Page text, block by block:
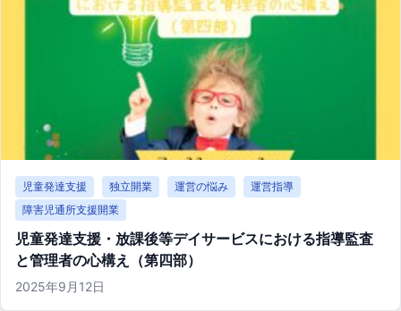
児童発達支援 独立開業 運営の悩み
運営指導
障害児通所支援開業
児童発達支援・放課後等デイサービスにおける指導監査
と管理者の心構え（第四部）
2025年9月12日